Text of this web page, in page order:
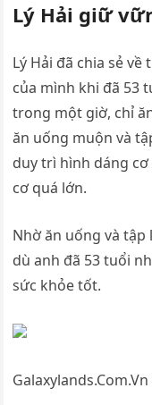
Lý Hải giữ
Lý Hải đã chia sẻ
của mình khi đã 53
trong một giờ, chỉ
ăn uống muộn và
duy trì hình dáng
cơ quá lớn.
Nhờ ăn uống và tập
dù anh đã 53 tuổi
sức khỏe tốt.